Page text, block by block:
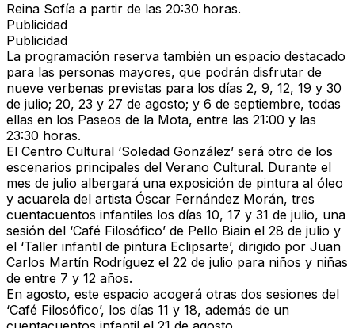
Reina Sofía a partir de las 20:30 horas.
Publicidad
Publicidad
La programación reserva también un espacio destacado
para las personas mayores, que podrán disfrutar de
nueve verbenas previstas para los días 2, 9, 12, 19 y 30
de julio; 20, 23 y 27 de agosto; y 6 de septiembre, todas
ellas en los Paseos de la Mota, entre las 21:00 y las
23:30 horas.
El Centro Cultural ‘Soledad González’ será otro de los
escenarios principales del Verano Cultural. Durante el
mes de julio albergará una exposición de pintura al óleo
y acuarela del artista Óscar Fernández Morán, tres
cuentacuentos infantiles los días 10, 17 y 31 de julio, una
sesión del ‘Café Filosófico’ de Pello Biain el 28 de julio y
el ‘Taller infantil de pintura Eclipsarte’, dirigido por Juan
Carlos Martín Rodríguez el 22 de julio para niños y niñas
de entre 7 y 12 años.
En agosto, este espacio acogerá otras dos sesiones del
‘Café Filosófico’, los días 11 y 18, además de un